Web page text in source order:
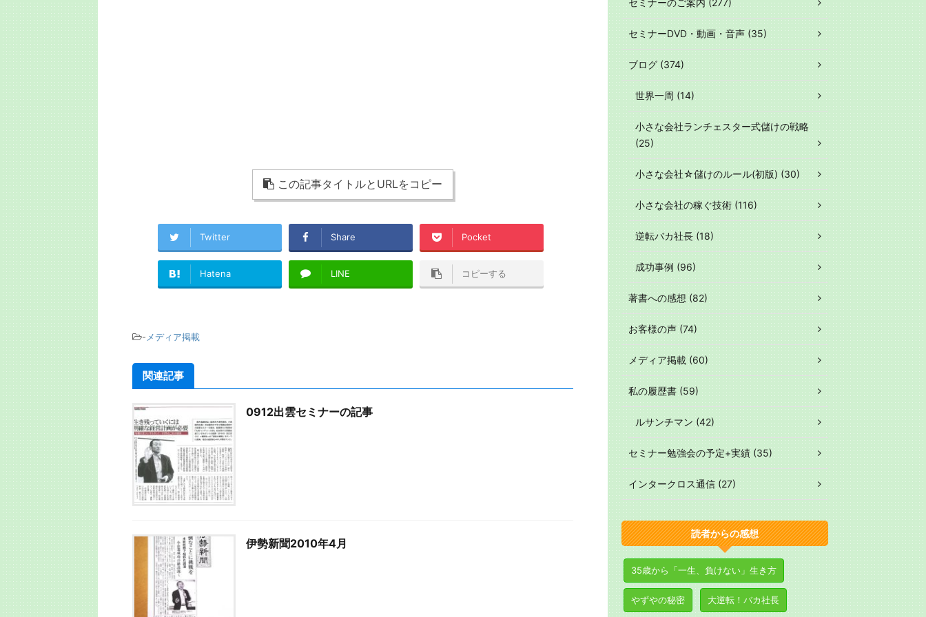
この記事タイトルとURLをコピー
Twitter Share Pocket
Hatena LINE コピーする
- メディア掲載
関連記事
0912出雲セミナーの記事
伊勢新聞2010年4月
セミナーのご案内 (277)
セミナーDVD・動画・音声 (35)
ブログ (374)
世界一周 (14)
小さな会社ランチェスター式儲けの戦略
(25)
小さな会社☆儲けのルール(初版) (30)
小さな会社の稼ぐ技術 (116)
逆転バカ社長 (18)
成功事例 (96)
著書への感想 (82)
お客様の声 (74)
メディア掲載 (60)
私の履歴書 (59)
ルサンチマン (42)
セミナー勉強会の予定+実績 (35)
インタークロス通信 (27)
読者からの感想
35歳から「一生、負けない」生き方
やずやの秘密 大逆転！バカ社長